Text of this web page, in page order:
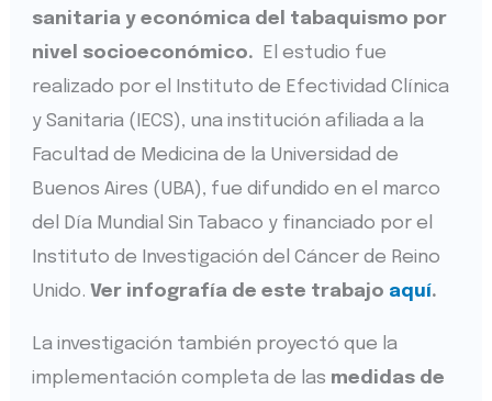
sanitaria y económica del tabaquismo por
nivel socioeconómico. El estudio fue
realizado por el Instituto de Efectividad Clínica
y Sanitaria (IECS), una institución afiliada a la
Facultad de Medicina de la Universidad de
Buenos Aires (UBA), fue difundido en el marco
del Día Mundial Sin Tabaco y financiado por el
Instituto de Investigación del Cáncer de Reino
Unido. Ver infografía de este trabajo aquí.
La investigación también proyectó que la
implementación completa de las medidas de